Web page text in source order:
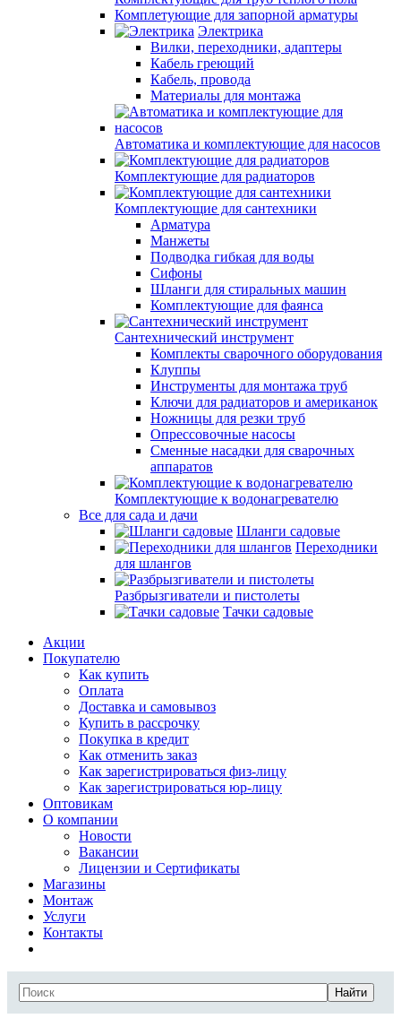
Комплетующие для запорной арматуры
Электрика
Вилки, переходники, адаптеры
Кабель греющий
Кабель, провода
Материалы для монтажа
Автоматика и комплектующие для насосов
Комплектующие для радиаторов
Комплектующие для сантехники
Арматура
Манжеты
Подводка гибкая для воды
Сифоны
Шланги для стиральных машин
Комплектующие для фаянса
Сантехнический инструмент
Комплекты сварочного оборудования
Клуппы
Инструменты для монтажа труб
Ключи для радиаторов и американок
Ножницы для резки труб
Опрессовочные насосы
Сменные насадки для сварочных
аппаратов
Комплектующие к водонагревателю
Все для сада и дачи
Шланги садовые
Переходники
для шлангов
Разбрызгиватели и пистолеты
Тачки садовые
Акции
Покупателю
Как купить
Оплата
Доставка и самовывоз
Купить в рассрочку
Покупка в кредит
Как отменить заказ
Как зарегистрироваться физ-лицу
Как зарегистрироваться юр-лицу
Оптовикам
О компании
Новости
Вакансии
Лицензии и Сертификаты
Магазины
Монтаж
Услуги
Контакты
Найти